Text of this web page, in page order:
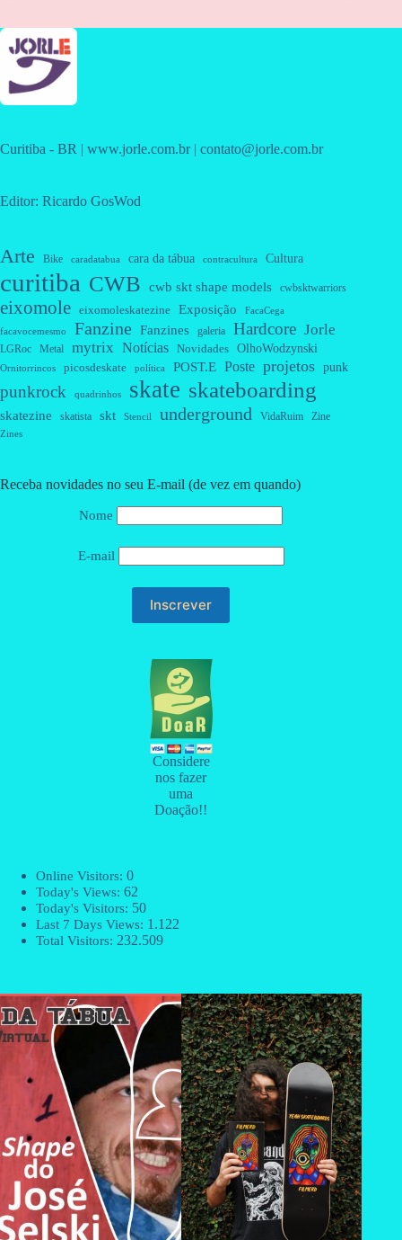
Curitiba - BR | www.jorle.com.br | contato@jorle.com.br
Editor: Ricardo GosWod
Arte Bike caradatabua cara da tábua contracultura Cultura
curitiba CWB cwb skt shape models cwbsktwarriors
eixomole eixomoleskatezine Exposição FacaCega
facavocemesmo Fanzine Fanzines galeria Hardcore Jorle
LGRoc Metal mytrix Notícias Novidades OlhoWodzynski
Ornitorrincos picosdeskate política POST.E Poste projetos punk
punkrock quadrinhos skate skateboarding
skatezine skatista skt Stencil underground VidaRuim Zine
Zines
Receba novidades no seu E-mail (de vez em quando)
Nome
E-mail
Considere
nos fazer
uma
Doação!!
Online Visitors: 0
Today's Views: 62
Today's Visitors: 50
Last 7 Days Views: 1.122
Total Visitors: 232.509